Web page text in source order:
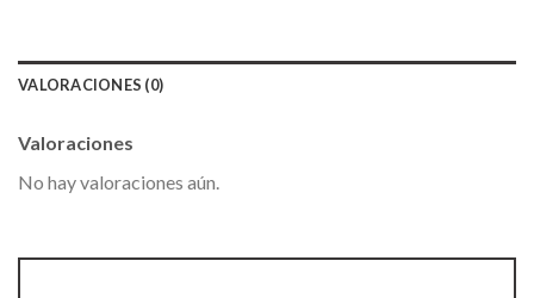
VALORACIONES (0)
Valoraciones
No hay valoraciones aún.